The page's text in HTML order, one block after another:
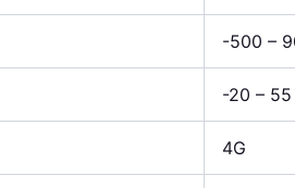
-500 –
-20 – 55
4G